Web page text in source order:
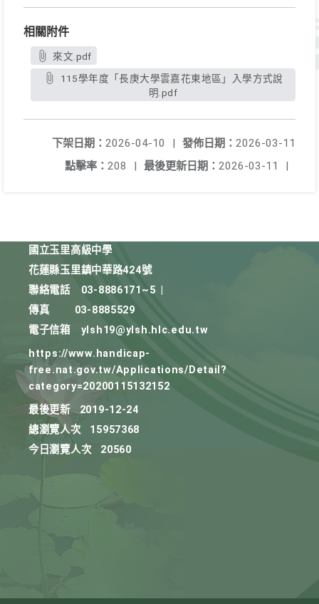
相關附件
來文.pdf
明.pdf
發佈日期： 2026-03-11
下架日期： 2026-04-10
|
最後更新日期： 2026-03-11 |
點擊率： 208 |
國立玉里高級中學
花蓮縣玉里鎮中華路424號
聯絡電話
03-8886171~5
傳真
03-8885529
電子信箱
ylsh19@ylsh.hlc.edu.tw
https://www.handicap-
free.nat.gov.tw/Applications/Detail?
category=20200115132152
最後更新
2019-12-24
總瀏覽人次
15957368
今日瀏覽人次
20560